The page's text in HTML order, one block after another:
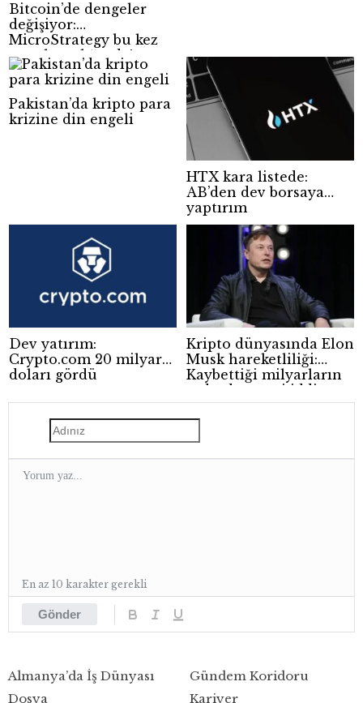
Bitcoin’de dengeler
değişiyor:
MicroStrategy bu kez
satış hazırlığında!
Pakistan’da kripto para
krizine din engeli
HTX kara listede:
AB’den dev borsaya
yaptırım
Dev yatırım:
Crypto.com 20 milyar
doları gördü
Kripto dünyasında Elon
Musk hareketliliği:
Kaybettiği milyarların
ardından yeni iddia
Gönder
En az 10 karakter gerekli
Almanya’da İş Dünyası
Dosya
Gündem Koridoru
Kariyer